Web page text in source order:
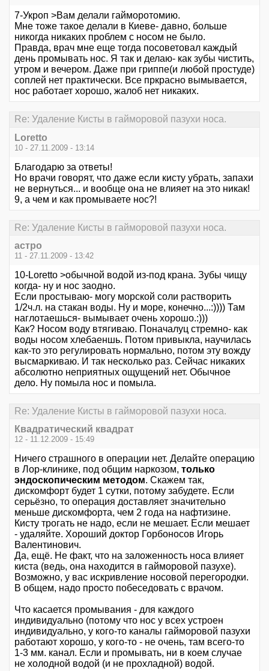
7-Укроп >Вам делали гайморотомию.
Мне тоже такое делали в Киеве- давно, больше
никогда никаких проблем с носом не было.
Правда, врач мне еще тогда посоветовал каждый
день промывать нос. Я так и делаю- как зубы чистить,
утром и вечером. Даже при гриппе(и любой простуде)
соплей нет практически. Все пркрасно вымывается,
нос работает хорошо, жалоб нет никаких.
Re: Удаление Кисты в гайморовой пазухи носа.
Loretto
10 - 27.11.2009 - 13:14
Благодарю за ответы!
Но врачи говорят, что даже если кисту убрать, запахи
не вернуться... и вообще она не влияет на это никак!
9, а чем и как промываете нос?!
Re: Удаление Кисты в гайморовой пазухи носа.
астро
11 - 27.11.2009 - 13:42
10-Loretto >обычной водой из-под крана. Зубы чищу
когда- ну и нос заодно.
Если простываю- могу морской соли растворить
1/2ч.л. на стакан воды. Ну и море, конечно...:)))) Там
наглотаешься- вымывает очень хорошо.:)))
Как? Носом воду втягиваю. Поначалуц стремно- как
воды носом хлебаеншь. Потом привыкла, научилась
как-то это регулировать нормально, потом эту вожду
высмаркиваю. И так несколько раз. Сейчас никаких
абсолютно неприятных ощущений нет. Обычное
дело. Ну помыла нос и помыла.
Re: Удаление Кисты в гайморовой пазухи носа.
Квадратический квадрат
12 - 11.12.2009 - 15:49
Ничего страшного в операции нет. Делайте операцию
в Лор-клинике, под общим наркозом, только
эндоскопическим методом. Скажем так,
дискомфорт будет 1 сутки, потому забудете. Если
серьёзно, то операция доставляет значительно
меньше дискомфорта, чем 2 года на нафтизине.
Кисту трогать не надо, если не мешает. Если мешает
- удаляйте. Хороший доктор Горбоносов Игорь
Валентинович.
Да, ещё. Не факт, что на заложенность носа влияет
киста (ведь, она находится в гайморовой пазухе).
Возможно, у вас искривление носовой перегородки.
В общем, надо просто побеседовать с врачом.
Что касается промывания - для каждого
индивидуально (потому что нос у всех устроен
индивидуально, у кого-то каналы гайморовой пазухи
работают хорошо, у кого-то - не очень, там всего-то
1-3 мм. канал. Если и промывать, ни в коем случае
не холодной водой (и не прохладной) водой.